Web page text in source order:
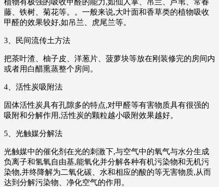
藤、铁树、菊花等。。一般来说,大叶面和香草类的植物吸收
甲醛的效果较好,如吊兰、虎尾兰等。
3、民间流传土方法
把茶叶渣、柚子皮、洋葱片、菠萝块等放在刚装修完的房间内
或者用白醋熏蒸整个房间。
4、活性炭吸附法
固体活性炭具有孔隙多的特点,对甲醛等有害物质具有很强的
吸附和分解作用,活性炭的颗粒越小吸附效果越好。
5、光触媒分解法
光触媒中的催化剂在光的刺激下,与空气中的氧气与水分生成
负离子和氢氧自由基,能氧化并分解各种有机污染物和无机污
染物,并终降解为二氧化碳、水和相应的酸的等无害物质,从而
达到分解污染物、净化空气的作用。